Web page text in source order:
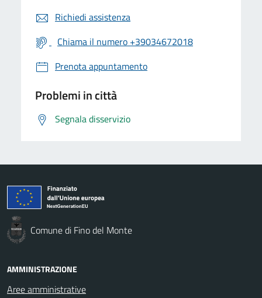
Richiedi assistenza
Chiama il numero +39034672018
Prenota appuntamento
Problemi in città
Segnala disservizio
Comune di Fino del Monte
AMMINISTRAZIONE
Aree amministrative